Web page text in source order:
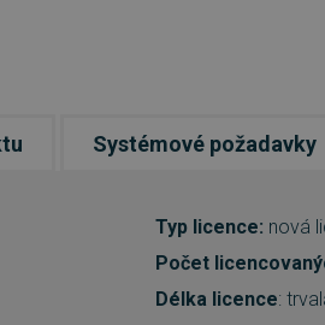
Systémové požadavky
Typ licence: nová
Počet
Délka licence: